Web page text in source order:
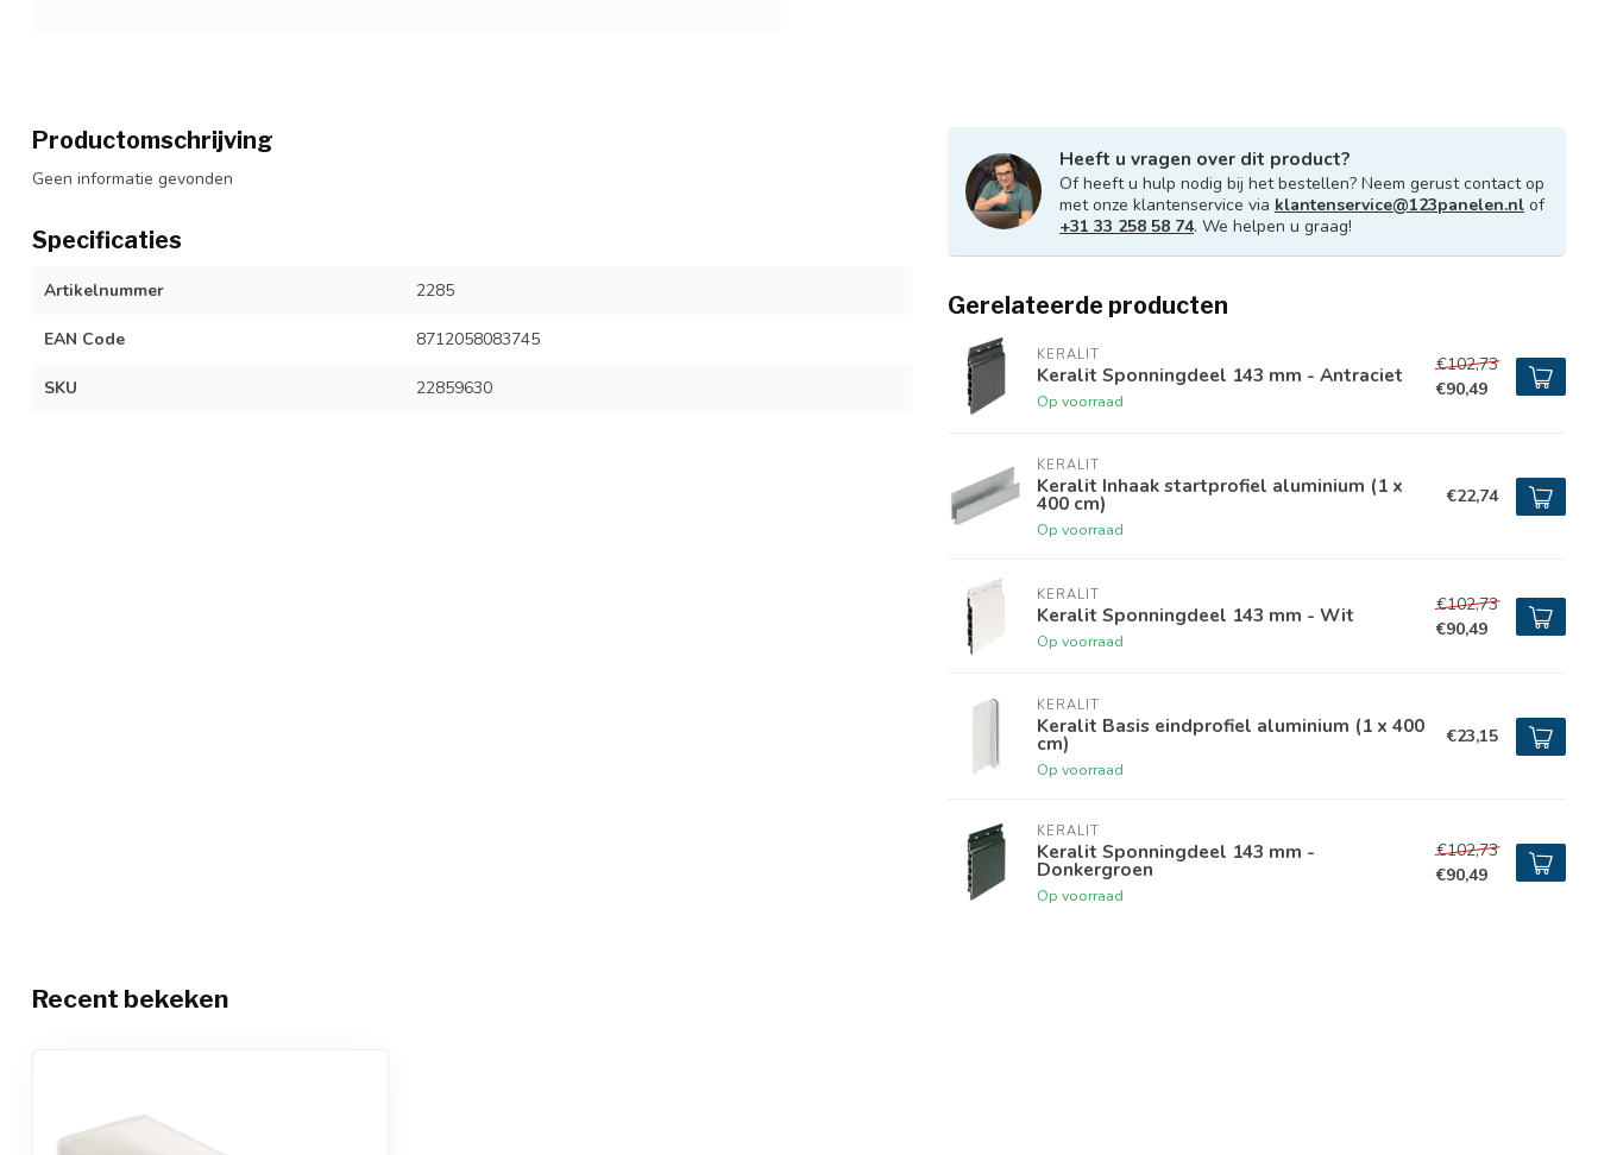
Productomschrijving
Geen informatie gevonden
Specificaties
Artikelnummer 2285
EAN Code 8712058083745
SKU 22859630
Heeft u vragen over dit product?
Of heeft u hulp nodig bij het bestellen? Neem gerust contact op
met onze klantenservice via klantenservice@123panelen.nl of
+31 33 258 58 74. We helpen u graag!
Gerelateerde producten
KERALIT
Keralit Sponningdeel 143 mm - Antraciet
Op voorraad
€102,73
€90,49
KERALIT
Keralit Inhaak startprofiel aluminium (1 x
400 cm)
Op voorraad
€22,74
KERALIT
Keralit Sponningdeel 143 mm - Wit
Op voorraad
€102,73
€90,49
KERALIT
Keralit Basis eindprofiel aluminium (1 x 400
cm)
Op voorraad
€23,15
KERALIT
Keralit Sponningdeel 143 mm -
Donkergroen
Op voorraad
€102,73
€90,49
Recent bekeken